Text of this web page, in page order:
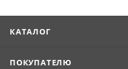
Максимальная длина
КАТАЛОГ
ПОКУПАТЕЛЮ